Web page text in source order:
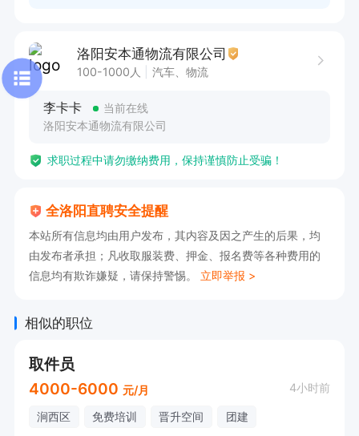
洛阳安本通物流有限公司
100-1000人 汽车、物流
李卡卡
当前在线
洛阳安本通物流有限公司
求职过程中请勿缴纳费用，保持谨慎防止受骗！
全洛阳直聘安全提醒
本站所有信息均由用户发布，其内容及因之产生的后果，均
由发布者承担；凡收取服装费、押金、报名费等各种费用的
信息均有欺诈嫌疑，请保持警惕。 立即举报 >
相似的职位
取件员
4000-6000 元/月 4小时前
涧西区 免费培训 晋升空间 团建